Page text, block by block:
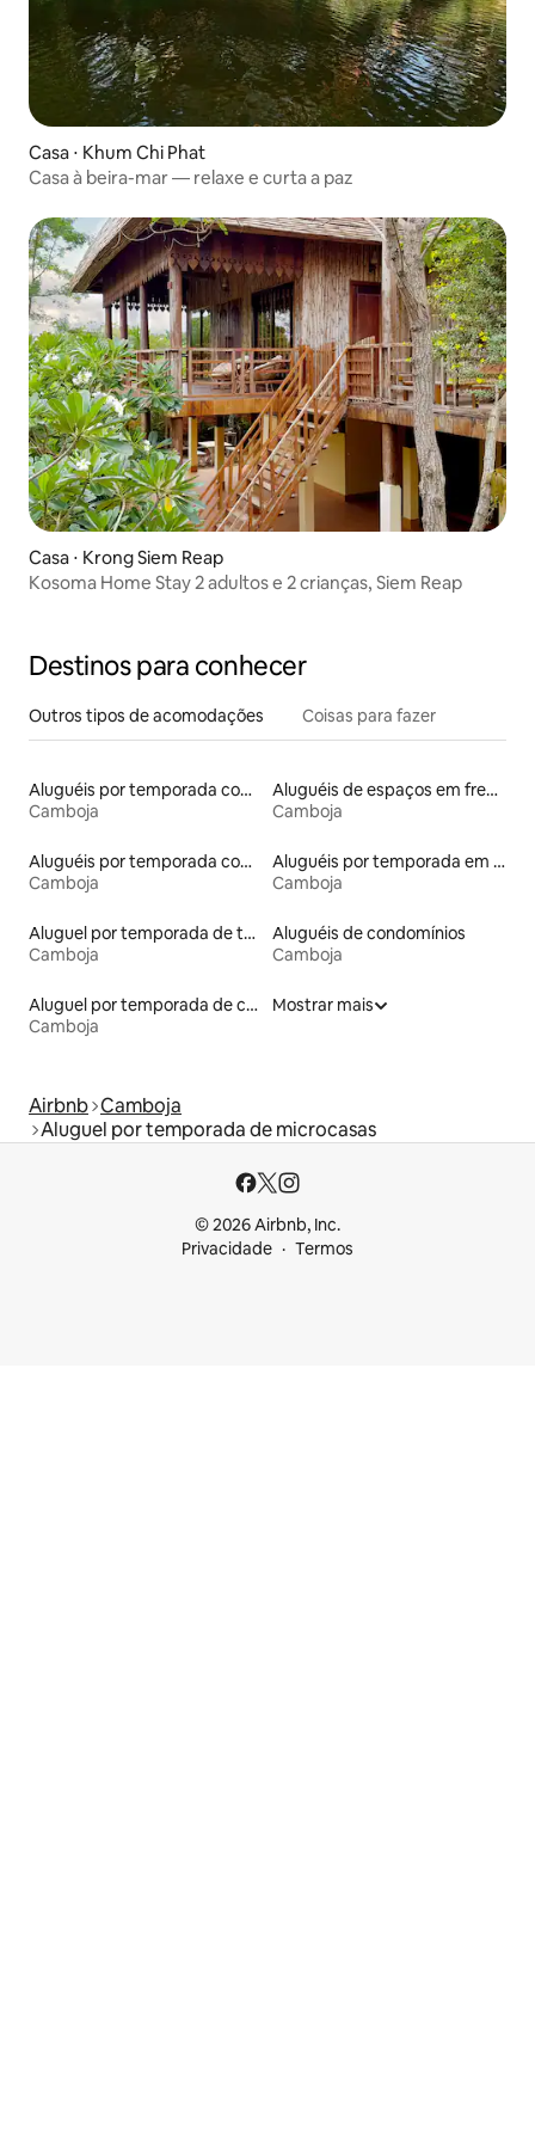
Casa ⋅ Khum Chi Phat
Casa à beira-mar — relaxe e curta a paz
Casa ⋅ Krong Siem Reap
Kosoma Home Stay 2 adultos e 2 crianças, Siem Reap
Destinos para conhecer
Outros tipos de acomodações Coisas para fazer
Aluguéis por temporada com café da manhã
Camboja
Aluguéis de espaços em frente à praia
Camboja
Aluguéis por temporada com banheira de hidromassagem
Camboja
Aluguéis por temporada em albergue
Camboja
Aluguel por temporada de tendas
Camboja
Aluguéis de condomínios
Camboja
Aluguel por temporada de casas de veraneio
Camboja
Mostrar mais
Airbnb Camboja
Aluguel por temporada de microcasas
© 2026 Airbnb, Inc.
Privacidade
Termos